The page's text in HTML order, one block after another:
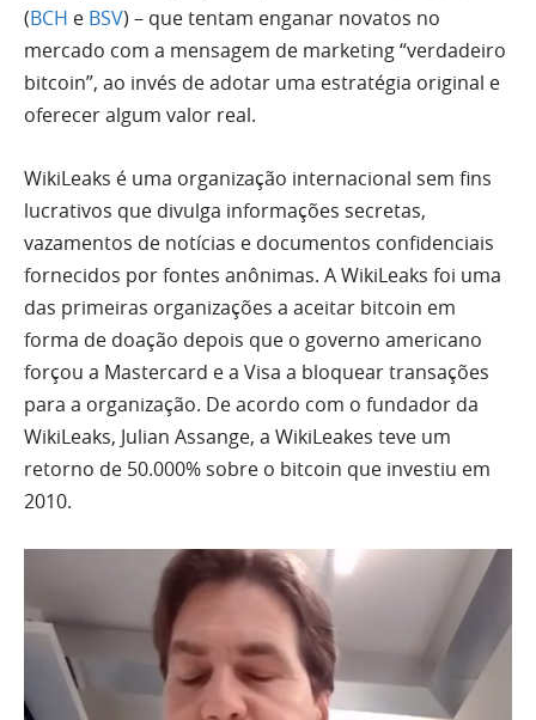
(BCH e BSV) – que tentam enganar novatos no
mercado com a mensagem de marketing “verdadeiro
bitcoin”, ao invés de adotar uma estratégia original e
oferecer algum valor real.
WikiLeaks é uma organização internacional sem fins
lucrativos que divulga informações secretas,
vazamentos de notícias e documentos confidenciais
fornecidos por fontes anônimas. A WikiLeaks foi uma
das primeiras organizações a aceitar bitcoin em
forma de doação depois que o governo americano
forçou a Mastercard e a Visa a bloquear transações
para a organização. De acordo com o fundador da
WikiLeaks, Julian Assange, a WikiLeakes teve um
retorno de 50.000% sobre o bitcoin que investiu em
2010.